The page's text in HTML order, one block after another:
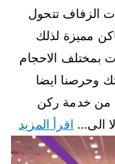
الزفاف تتحول
مميزة لذلك
بمختلف الاحجام
وحرصنا ايضا
من خدمة ركن
الى… اقرأ المزيد